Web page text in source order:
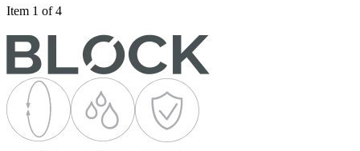
Item 1 of 4